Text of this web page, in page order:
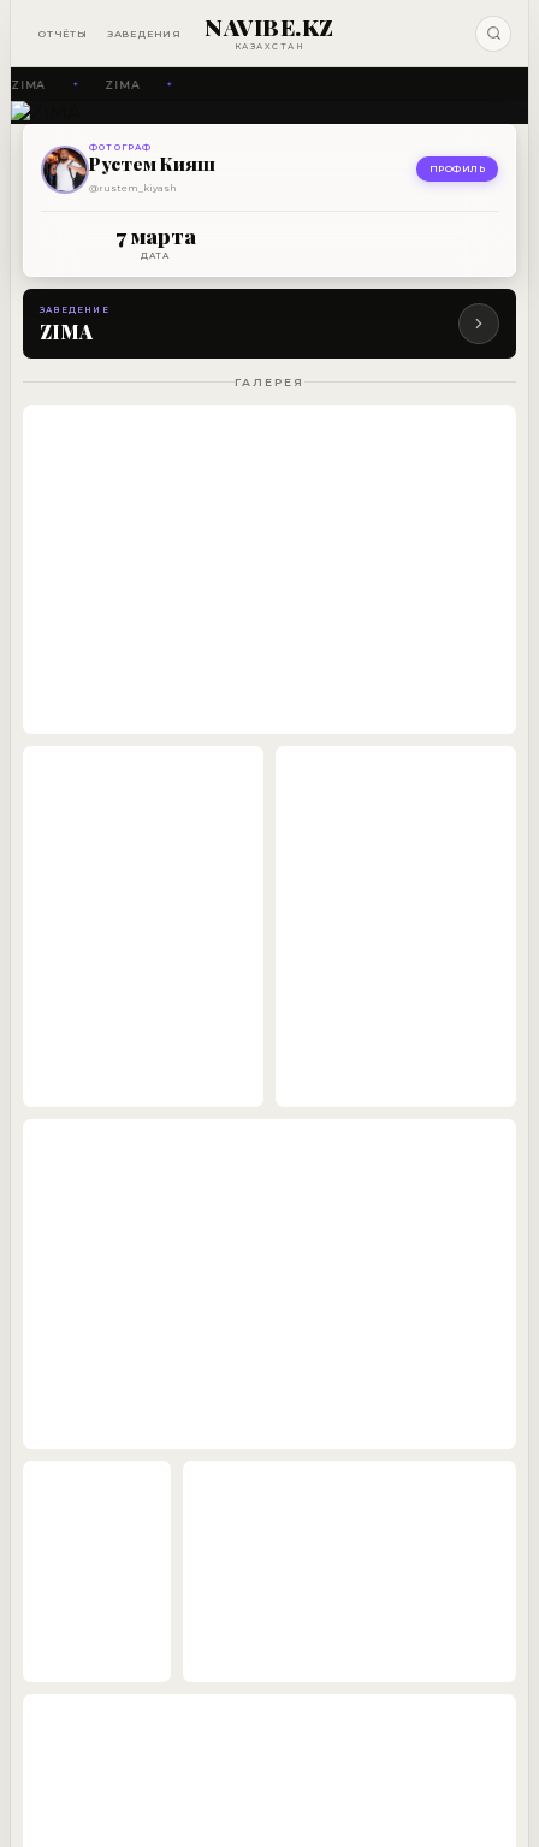
ОТЧЁТЫ ЗАВЕДЕНИЯ NAVIBE.KZ
КАЗАХСТАН
ZIMA ✦ ZIMA ✦
ЗАВЕДЕНИЕ
ZIMA
ФОТОГРАФ
Рустем Кияш
@rustem_kiyash
ПРОФИЛЬ
7 марта
ДАТА
ЗАВЕДЕНИЕ
ZIMA
ГАЛЕРЕЯ